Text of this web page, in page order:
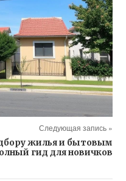
Следующая запись »
жилья и бытовым
гид для новичков